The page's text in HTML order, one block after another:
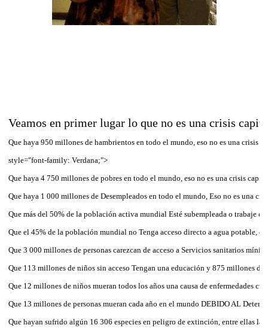
Veamos en primer lugar lo que no es una crisis
Que haya 950 millones de hambrientos en todo el mundo, eso no es una crisis
style="font-family: Verdana;">
Que haya 4 750 millones de pobres en todo el mundo, eso no es una crisis
Que haya 1 000 millones de Desempleados en todo el mundo, Eso no es una
Que más del 50% de la población activa mundial Esté subempleada o trabaje
Que el 45% de la población mundial no Tenga acceso directo a agua potable,
Que 3 000 millones de personas carezcan de acceso a Servicios sanitarios
Que 113 millones de niños sin acceso Tengan una educación y 875 millones
Que 12 millones de niños mueran todos los años una causa de enfermedades
Que 13 millones de personas mueran cada año en el mundo DEBIDO AL
Que hayan sufrido algún 16 306 especies en peligro de extinción, entre ellas la